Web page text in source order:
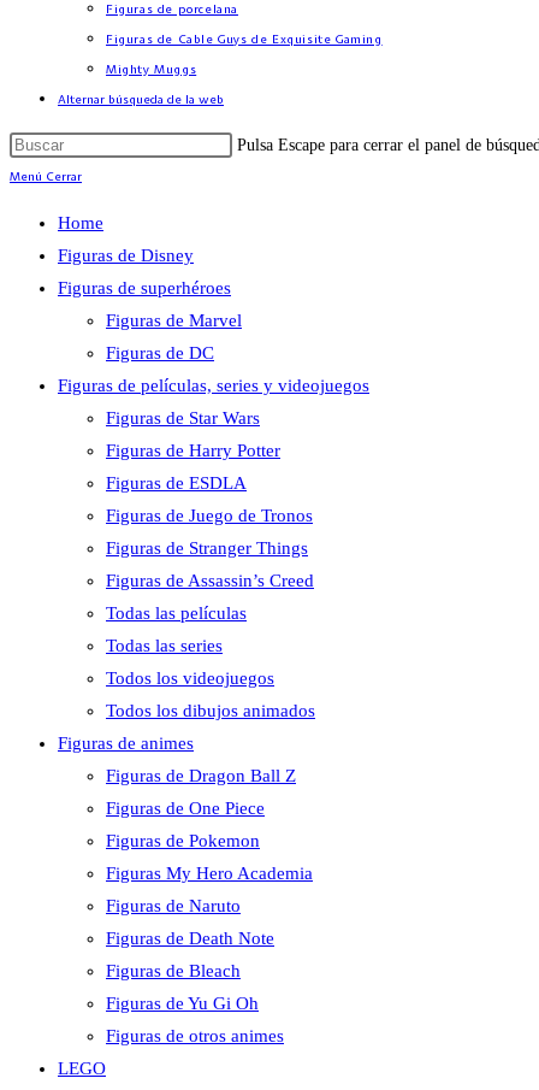
Figuras de porcelana
Figuras de Cable Guys de Exquisite Gaming
Mighty Muggs
Alternar búsqueda de la web
Pulsa Escape para cerrar el panel de
Menú Cerrar
Home
Figuras de Disney
Figuras de superhéroes
Figuras de Marvel
Figuras de DC
Figuras de películas, series y videojuegos
Figuras de Star Wars
Figuras de Harry Potter
Figuras de ESDLA
Figuras de Juego de Tronos
Figuras de Stranger Things
Figuras de Assassin’s Creed
Todas las películas
Todas las series
Todos los videojuegos
Todos los dibujos animados
Figuras de animes
Figuras de Dragon Ball Z
Figuras de One Piece
Figuras de Pokemon
Figuras My Hero Academia
Figuras de Naruto
Figuras de Death Note
Figuras de Bleach
Figuras de Yu Gi Oh
Figuras de otros animes
LEGO